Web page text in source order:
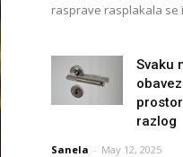
rasprave rasplakala se
Svaku
razlog
Sanela - May 12, 2025